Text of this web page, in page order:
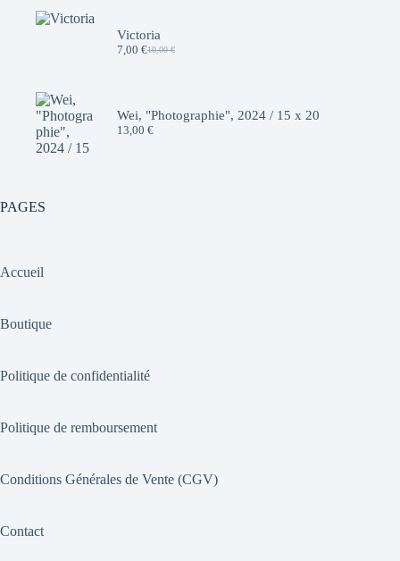
10,00 €.
7,00 €.
Victoria
10,00€
Le
10,00 €.
7,00 €Le
7,00 €.
Wei, "Photographie", 2024 / 15 x 20
13,00 €
PAGES
Accueil
Boutique
Politique de confidentialité
Politique de remboursement
Conditions Générales de Vente (CGV)
Contact